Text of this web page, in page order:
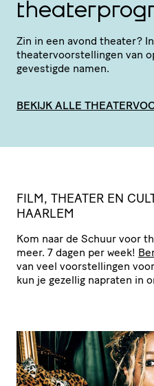
Zin in een avond theater?
thea­ter­voor­stel­lingen van
gevestigde namen.
BEKIJK ALLE
FILM, THEATER EN
HAARLEM
Kom naar de Schuur voor
meer. 7 dagen per week!
van veel voor­stel­lingen
kun je gezellig napraten in